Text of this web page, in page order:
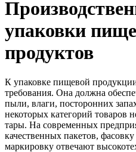
упаковки
продуктов
К упаковке пищевой
требования. Она должна
пыли, влаги, посторонних
некоторых категорий товаров
тары. На современных
качественных пакетов,
маркировку отвечают